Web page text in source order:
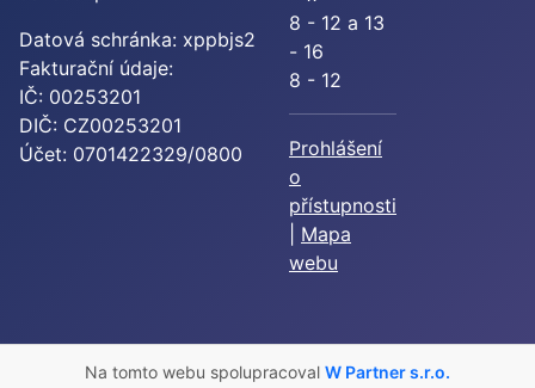
Datová schránka: xppbjs2
Fakturační údaje:
IČ: 00253201
DIČ: CZ00253201
Účet: 0701422329/0800
8 - 12 a 13
- 16
8 - 12
Prohlášení
o
přístupnosti
Mapa
webu
Na tomto webu spolupracoval W Partner s.r.o.